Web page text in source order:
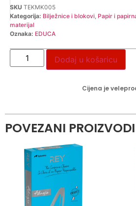
SKU TEKMK005
Kategorija: Bilježnice i blokovi Papir i
materijal
Oznaka: EDUCA
Dodaj u košaricu
Cijena je
POVEZANI PROIZVODI